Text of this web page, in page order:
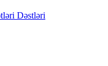
Dəstləri